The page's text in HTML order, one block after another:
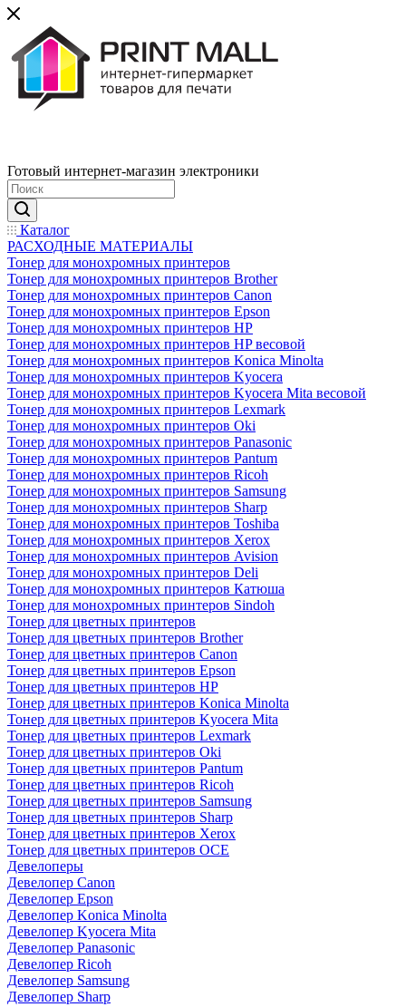
Готовый интернет-магазин электроники
Каталог
РАСХОДНЫЕ МАТЕРИАЛЫ
Тонер для монохромных принтеров
Тонер для монохромных принтеров Brother
Тонер для монохромных принтеров Canon
Тонер для монохромных принтеров Epson
Тонер для монохромных принтеров HP
Тонер для монохромных принтеров HP весовой
Тонер для монохромных принтеров Konica Minolta
Тонер для монохромных принтеров Kyocera
Тонер для монохромных принтеров Kyocera Mita весовой
Тонер для монохромных принтеров Lexmark
Тонер для монохромных принтеров Oki
Тонер для монохромных принтеров Panasonic
Тонер для монохромных принтеров Pantum
Тонер для монохромных принтеров Ricoh
Тонер для монохромных принтеров Samsung
Тонер для монохромных принтеров Sharp
Тонер для монохромных принтеров Toshiba
Тонер для монохромных принтеров Xerox
Тонер для монохромных принтеров Avision
Тонер для монохромных принтеров Deli
Тонер для монохромных принтеров Катюша
Тонер для монохромных принтеров Sindoh
Тонер для цветных принтеров
Тонер для цветных принтеров Brother
Тонер для цветных принтеров Canon
Тонер для цветных принтеров Epson
Тонер для цветных принтеров HP
Тонер для цветных принтеров Konica Minolta
Тонер для цветных принтеров Kyocera Mita
Тонер для цветных принтеров Lexmark
Тонер для цветных принтеров Oki
Тонер для цветных принтеров Pantum
Тонер для цветных принтеров Ricoh
Тонер для цветных принтеров Samsung
Тонер для цветных принтеров Sharp
Тонер для цветных принтеров Xerox
Тонер для цветных принтеров OCE
Девелоперы
Девелопер Canon
Девелопер Epson
Девелопер Konica Minolta
Девелопер Kyocera Mita
Девелопер Panasonic
Девелопер Ricoh
Девелопер Samsung
Девелопер Sharp